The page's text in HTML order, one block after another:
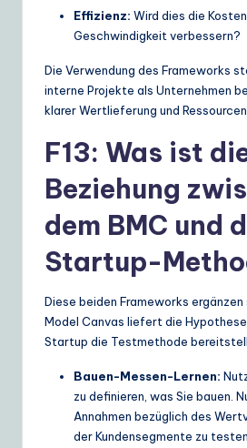
Effizienz: Wird dies die
Geschwindigkeit verbessern?
Die Verwendung des Frameworks
interne Projekte als Unternehmen
klarer Wertlieferung und
F13: Was ist
Beziehung
dem BMC und
Startup-
Diese beiden Frameworks ergänzen
Model Canvas liefert die
Startup die Testmethode
Bauen-Messen-Lernen:
zu definieren, was Sie bauen.
Annahmen bezüglich des
der Kundensegmente zu testen.